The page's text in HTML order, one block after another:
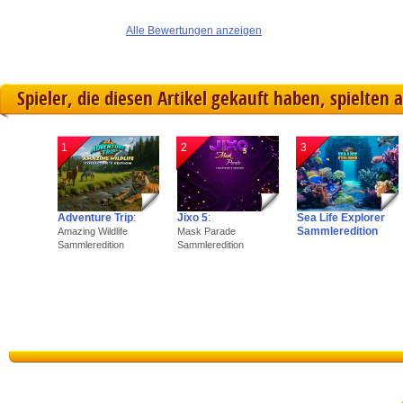
Alle Bewertungen anzeigen
Spieler, die diesen Artikel gekauft haben, spielten
1
Adventure Trip:
Amazing Wildlife
Sammleredition
2
Jixo 5:
Mask Parade
Sammleredition
3
Sea Life Explorer
Sammleredition